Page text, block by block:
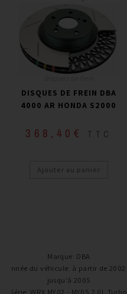
DISQUES DE FREIN DBA
4000 AR HONDA S2000
368,40 € TTC
Ajouter au panier
Marque: DBA
Année du véhicule: à partir de 2002 /
jusqu’à 2005
Série:WRX MY02 - MY05 2.0L Turbo